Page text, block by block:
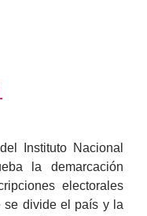
Instituto Nacional
la demarcación
electorales
se divide el país y la